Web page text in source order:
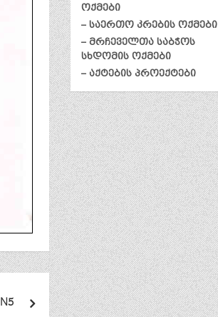
ოქმები
– საერთო კრების ოქმები
– მრჩეველთა საბჭოს
სხდომის ოქმები
– აქტების პროექტები